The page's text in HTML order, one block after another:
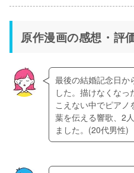
原作漫画の感想・評
最後の結婚記念日か
した。描けなくな
こえない中でピア
葉を伝える響歌、2
ました。(20代男性)